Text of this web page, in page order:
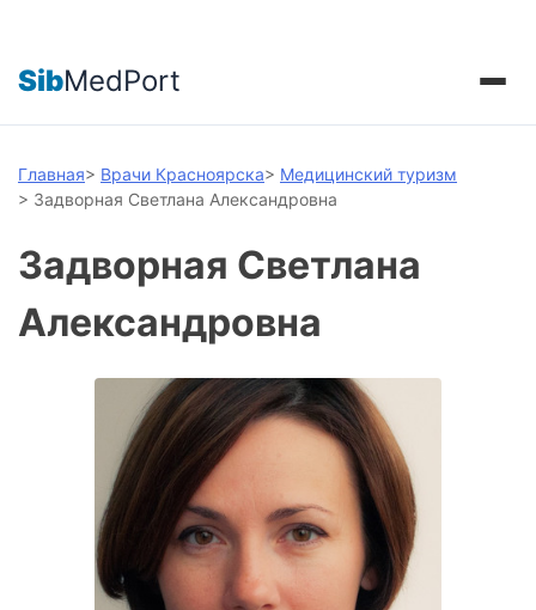
SibMedPort
Главная> Врачи Красноярска> Медицинский туризм
> Задворная Светлана Александровна
Задворная Светлана
Александровна